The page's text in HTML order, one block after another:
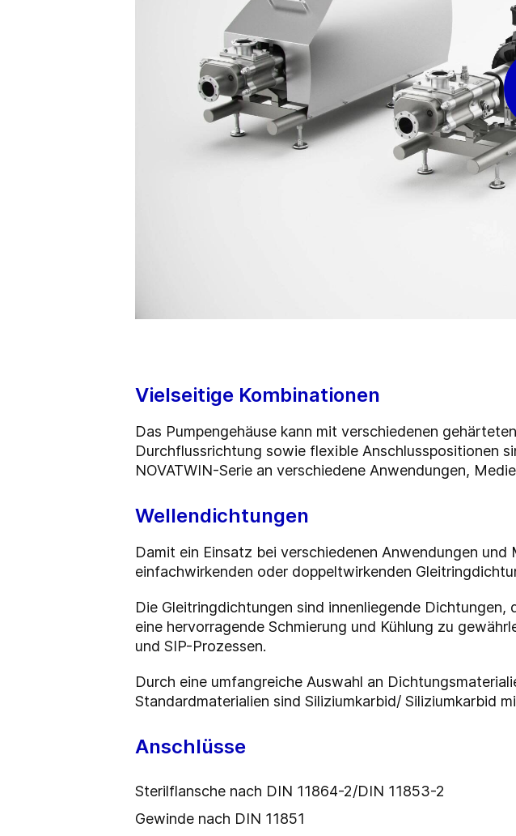
Vielseitige Kombinationen
Das Pumpengehäuse kann mit verschiedenen
Durchflussrichtung sowie flexible Anschlusspositionen
NOVATWIN-Serie an verschiedene Anwendungen,
Wellendichtungen
Damit ein Einsatz bei verschiedenen Anwendungen
einfachwirkenden oder doppeltwirkenden
Die Gleitringdichtungen sind innenliegende
eine hervorragende Schmierung und Kühlung zu
und SIP-Prozessen.
Durch eine umfangreiche Auswahl an
Standardmaterialien sind Siliziumkarbid/ Siliziumkarbid
Anschlüsse
Sterilflansche nach DIN 11864-2/DIN 11853-2
Gewinde nach DIN 11851